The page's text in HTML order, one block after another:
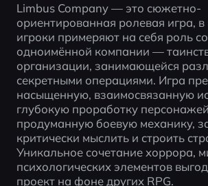
Limbus Company — это сюжетно-
ориентированная ролевая игра, в
игроки примеряют на себя роль
одноимённой компании —
организации, занимающейся
секретными операциями. Игра
насыщенную, взаимосвязанную
глубокую проработку
продуманную боевую механику,
критически мыслить и строить
Уникальное сочетание хоррора,
психологических элементов
проект на фоне других RPG.